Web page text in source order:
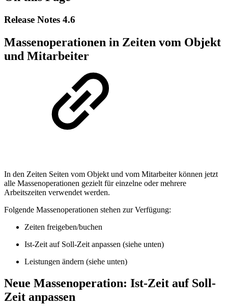
Release Notes 4.6
Massenoperationen in Zeiten vom Objekt
und Mitarbeiter
In den Zeiten Seiten vom Objekt und vom Mitarbeiter können jetzt
alle Massenoperationen gezielt für einzelne oder mehrere
Arbeitszeiten verwendet werden.
Folgende Massenoperationen stehen zur Verfügung:
Zeiten freigeben/buchen
Ist-Zeit auf Soll-Zeit anpassen (siehe unten)
Leistungen ändern (siehe unten)
Neue Massenoperation: Ist-Zeit auf Soll-
Zeit anpassen